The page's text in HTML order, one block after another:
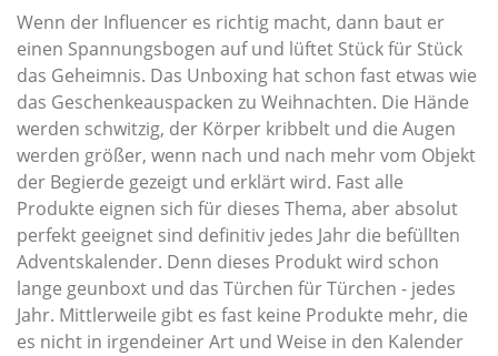
Wenn der Influencer es richtig macht, dann baut er
einen Spannungsbogen auf und lüftet Stück für Stück
das Geheimnis. Das Unboxing hat schon fast etwas wie
das Geschenkeauspacken zu Weihnachten. Die Hände
werden schwitzig, der Körper kribbelt und die Augen
werden größer, wenn nach und nach mehr vom Objekt
der Begierde gezeigt und erklärt wird. Fast alle
Produkte eignen sich für dieses Thema, aber absolut
perfekt geeignet sind definitiv jedes Jahr die befüllten
Adventskalender. Denn dieses Produkt wird schon
lange geunboxt und das Türchen für Türchen - jedes
Jahr. Mittlerweile gibt es fast keine Produkte mehr, die
es nicht in irgendeiner Art und Weise in den Kalender